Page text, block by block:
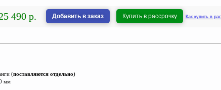
490 р. Добавить в заказ Купить в рассрочку Как купить в
(поставляются отдельно)
мм